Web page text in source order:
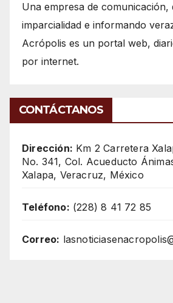
Una empresa de
imparcialidad e informando
Acrópolis es un portal web,
por internet.
CONTÁCTANOS
Dirección: Km 2 Carretera
No. 341, Col. Acueducto
Xalapa, Veracruz, México
Teléfono: (228) 8 41 72 85
Correo: